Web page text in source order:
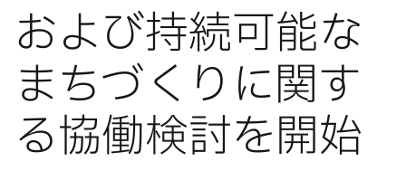
および持続可能な
まちづくりに関す
る協働検討を開始